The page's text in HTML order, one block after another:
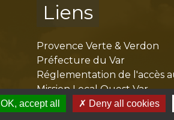
Liens
Provence Verte & Verdon
Préfecture du Var
Réglementation de l'accès
Mission Local Ouest Var
Agglomération Provence
OK, accept all Deny all cookies